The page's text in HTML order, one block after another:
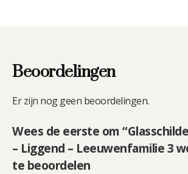
Beoordelingen
Er zijn nog geen beoordelingen.
Wees de eerste om
– Liggend – Leeuwenfamilie 3
te beoordelen